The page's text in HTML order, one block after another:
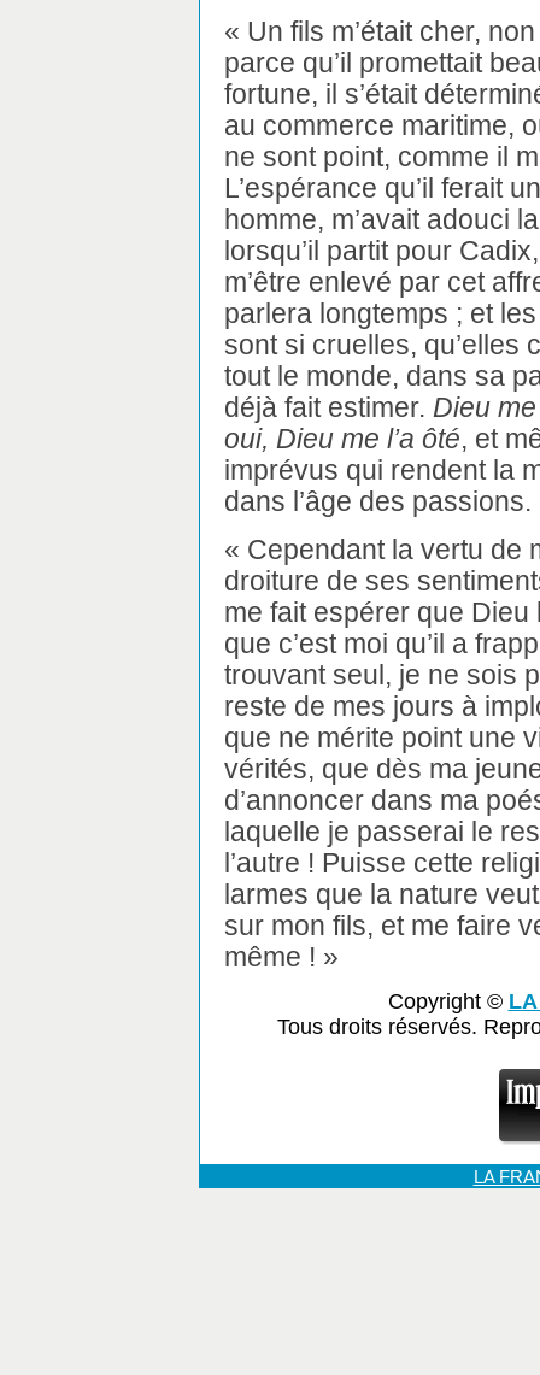
« Un fils m’était cher,
parce qu’il promettait
fortune, il s’était
au commerce maritime,
ne sont point, comme il
L’espérance qu’il ferait
homme, m’avait adouci
lorsqu’il partit pour
m’être enlevé par cet
parlera longtemps ; et
sont si cruelles, qu’elles
tout le monde, dans sa
déjà fait estimer. Dieu
oui, Dieu me l’a ôté, et
imprévus qui rendent la
dans l’âge des passions.
« Cependant la vertu de
droiture de ses
me fait espérer que Dieu
que c’est moi qu’il a
trouvant seul, je ne sois
reste de mes jours à
que ne mérite point une
vérités, que dès ma
d’annoncer dans ma
laquelle je passerai le
l’autre ! Puisse cette
larmes que la nature
sur mon fils, et me faire
même ! »
Copyright ©
Tous droits réservés.
LA